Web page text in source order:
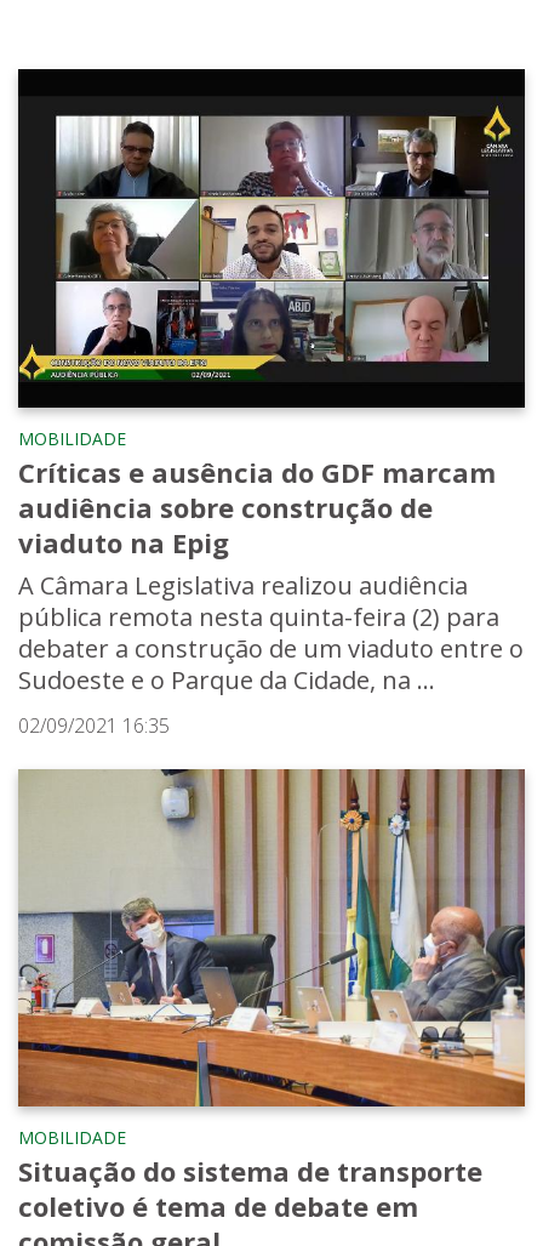
MOBILIDADE
Críticas e ausência do GDF marcam
audiência sobre construção de
viaduto na Epig
A Câmara Legislativa realizou audiência
pública remota nesta quinta-feira (2) para
debater a construção de um viaduto entre o
Sudoeste e o Parque da Cidade, na ...
02/09/2021 16:35
MOBILIDADE
Situação do sistema de transporte
coletivo é tema de debate em